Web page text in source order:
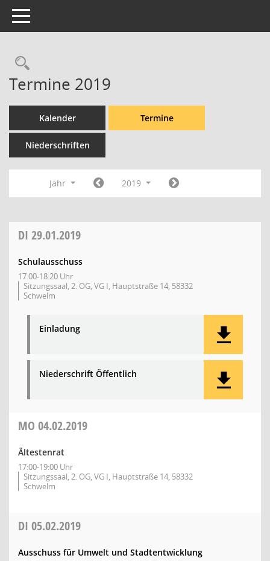
Toggle navigation
Rechercheauswahl
Termine 2019
Kalender Termine
Niederschriften
Jahr 2019
DI 29.01.2019
Schulausschuss
17:00-18:20 Uhr
Sitzungssaal, 2. OG, VG I, Hauptstraße 14, 58332
Schwelm
Einladung
Niederschrift Öffentlich
MO 04.02.2019
Ältestenrat
17:00-19:00 Uhr
Sitzungssaal, 2. OG, VG I, Hauptstraße 14, 58332
Schwelm
DI 05.02.2019
Ausschuss für Umwelt und Stadtentwicklung